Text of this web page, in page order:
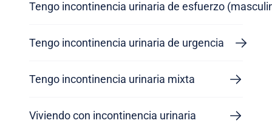
Tengo incontinencia urinaria de esfuerzo
Tengo incontinencia urinaria de urgencia
Tengo incontinencia urinaria mixta
Viviendo con incontinencia urinaria